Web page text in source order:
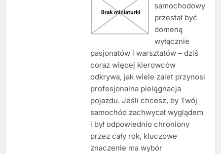
samochodowy
przestał być
domeną
wyłącznie
pasjonatów i warsztatów – dziś
coraz więcej kierowców
odkrywa, jak wiele zalet przynosi
profesjonalna pielęgnacja
pojazdu. Jeśli chcesz, by Twój
samochód zachwycał wyglądem
i był odpowiednio chroniony
przez cały rok, kluczowe
znaczenie ma wybór